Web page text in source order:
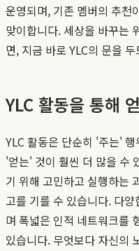
운영되며, 기존 멤버의 추천
맞이합니다. 세상을 바꾸는
면, 지금 바로 YLC의 문을
YLC 활동을 통해
YLC 활동은 단순히 '주는'
'얻는' 것이 훨씬 더 많을 수
기 위해 고민하고 실행하는
고를 기를 수 있습니다. 다
며 폭넓은 인적 네트워크를
있습니다. 무엇보다 자신의